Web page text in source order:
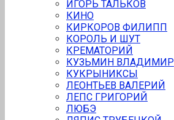
ИГОРЬ ТАЛЬКОВ
КИНО
КИРКОРОВ ФИЛИПП
КОРОЛЬ И ШУТ
КРЕМАТОРИЙ
КУЗЬМИН ВЛАДИМИР
КУКРЫНИКСЫ
ЛЕОНТЬЕВ ВАЛЕРИЙ
ЛЕПС ГРИГОРИЙ
ЛЮБЭ